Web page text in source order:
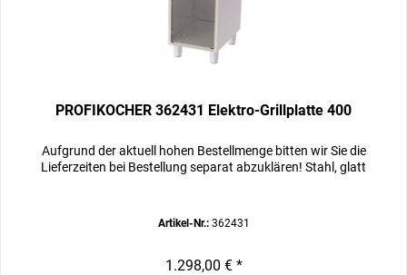
PROFIKOCHER 362431 Elektro-Grillplatte 400
Aufgrund der aktuell hohen Bestellmenge bitten wir Sie die
Lieferzeiten bei Bestellung separat abzuklären! Stahl, glatt
Artikel-Nr.:362431
1.298,00 € *